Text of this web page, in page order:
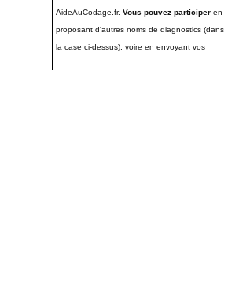
AideAuCodage.fr. Vous pouvez participer en
proposant d'autres noms de diagnostics (dans
la case ci-dessus), voire en envoyant vos